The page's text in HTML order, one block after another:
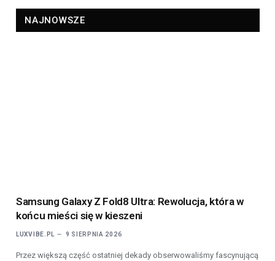
NAJNOWSZE
Samsung Galaxy Z Fold8 Ultra: Rewolucja, która w
końcu mieści się w kieszeni
LUXVIBE.PL 9 SIERPNIA 2026
Przez większą część ostatniej dekady obserwowaliśmy fascynującą